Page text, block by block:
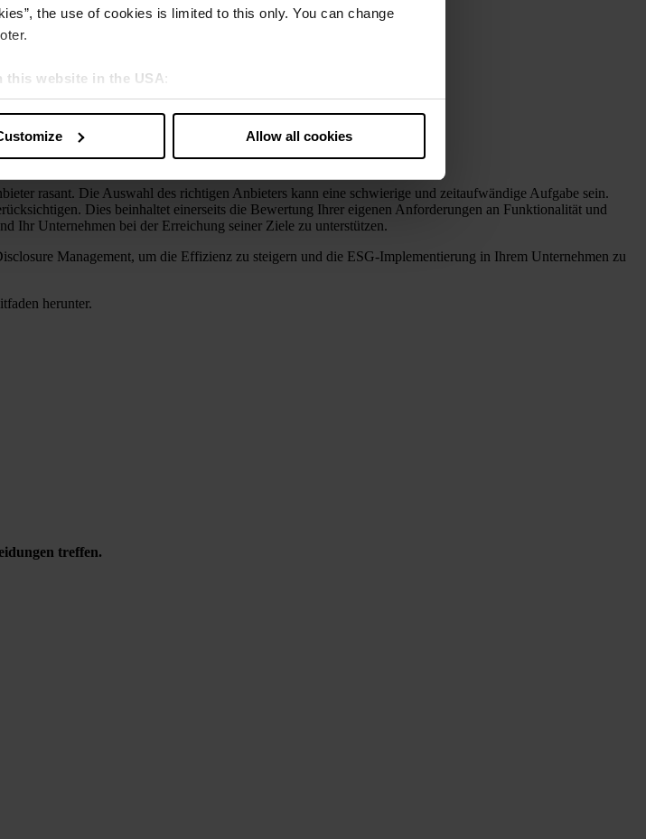
the use of cookies is limited to this only. You can change
website in the USA :
will be processed in the USA. The European Court of Justice
that is inadequate by EU standards. There is a particular risk
Allow all cookies
rasant. Die Auswahl des richtigen Anbieters kann eine schwierige und zeitaufwändige Aufgabe sein.
Dies beinhaltet einerseits die Bewertung Ihrer eigenen Anforderungen an Funktionalität und
Ihr Unternehmen bei der Erreichung seiner Ziele zu unterstützen.
Management, um die Effizienz zu steigern und die ESG-Implementierung in Ihrem Unternehmen zu
herunter.
treffen.